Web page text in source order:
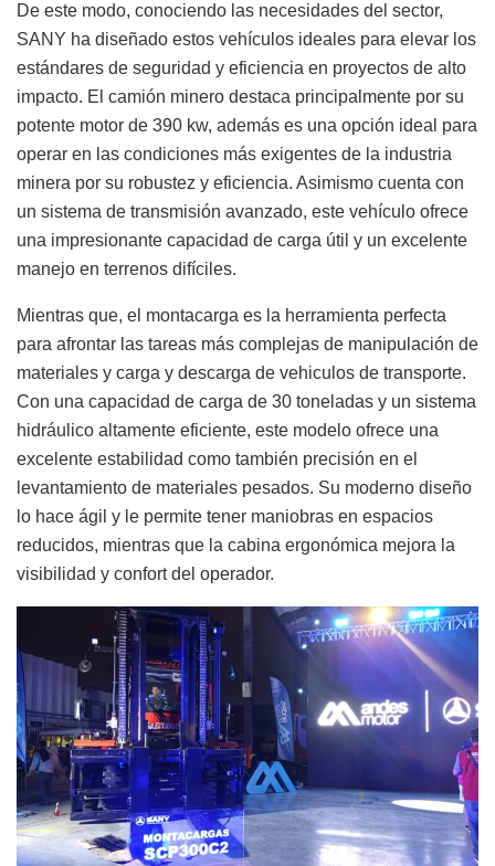
De este modo, conociendo las necesidades del sector,
SANY ha diseñado estos vehículos ideales para elevar los
estándares de seguridad y eficiencia en proyectos de alto
impacto. El camión minero destaca principalmente por su
potente motor de 390 kw, además es una opción ideal para
operar en las condiciones más exigentes de la industria
minera por su robustez y eficiencia. Asimismo cuenta con
un sistema de transmisión avanzado, este vehículo ofrece
una impresionante capacidad de carga útil y un excelente
manejo en terrenos difíciles.
Mientras que, el montacarga es la herramienta perfecta
para afrontar las tareas más complejas de manipulación de
materiales y carga y descarga de vehiculos de transporte.
Con una capacidad de carga de 30 toneladas y un sistema
hidráulico altamente eficiente, este modelo ofrece una
excelente estabilidad como también precisión en el
levantamiento de materiales pesados. Su moderno diseño
lo hace ágil y le permite tener maniobras en espacios
reducidos, mientras que la cabina ergonómica mejora la
visibilidad y confort del operador.